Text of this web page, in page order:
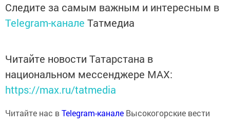
Следите за самым важным и интересным в
Telegram-канале Татмедиа
Читайте новости Татарстана в
национальном мессенджере MАХ:
https://max.ru/tatmedia
Читайте нас вTelegram-канале Высокогорские вести